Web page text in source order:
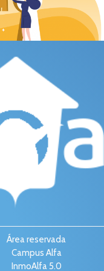
Área reservada
Campus Alfa
InmoAlfa 5.0